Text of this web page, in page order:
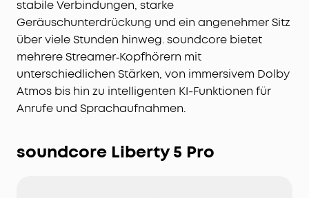
stabile Verbindungen, starke
Geräuschunterdrückung und ein angenehmer Sitz
über viele Stunden hinweg. soundcore bietet
mehrere Streamer‑Kopfhörern mit
unterschiedlichen Stärken, von immersivem Dolby
Atmos bis hin zu intelligenten KI-Funktionen für
Anrufe und Sprachaufnahmen.
soundcore Liberty 5 Pro